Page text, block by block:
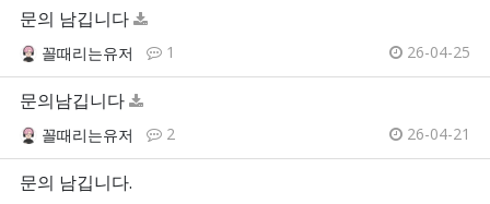
문의 남깁니다
꼴때리는유저 1 26-04-25
문의남깁니다
꼴때리는유저 2 26-04-21
문의 남깁니다.